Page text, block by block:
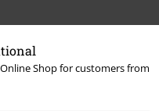
Shop for customers from